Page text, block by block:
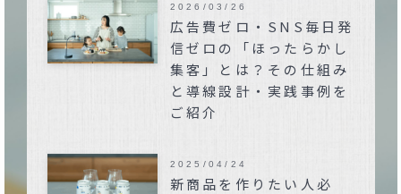
広告費ゼロ・SNS毎日発
信ゼロの「ほったらかし
集客」とは？その仕組み
と導線設計・実践事例を
ご紹介
2026/03/26
新商品を作りたい人必
2025/04/24